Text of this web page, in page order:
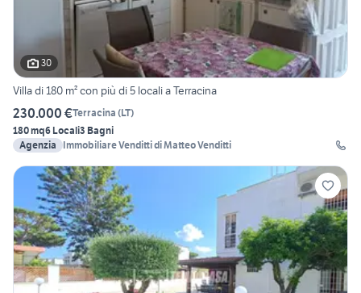
30
Villa di 180 m² con più di 5 locali a Terracina
230.000 €Terracina (LT)
180 mq6 Locali3 Bagni
Agenzia
Immobiliare Venditti di Matteo Venditti